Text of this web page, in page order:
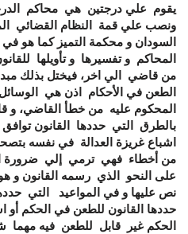
يقوم علي درجتين هي محاكم
ونصب علي قمة النظام القضائي
السودان و محكمة التميز كما هو
المحاكم و تفسيرها و تأويلها
من قاضي الي اخر، فيختل بذلك
الطعن في الأحكام اذن هي
المحكوم عليه من خطأ القاضي، و
بالطرق التي حددها القانون
اشباع غريزة العدالة في نفسه
من أخطاء فهي ترمي إلي ضرورة
على النحو الذي رسمه القانون و
نص عليها و في المواعيد التي
حددها القانون للطعن في الحكم
الحكم غير قابل للطعن فيه مهما